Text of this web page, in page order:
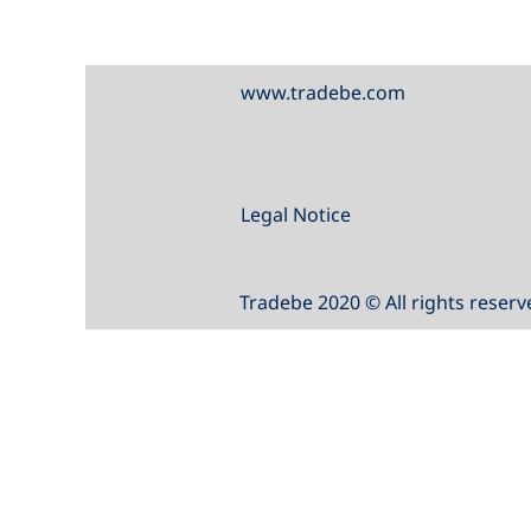
www.tradebe.com
Legal Notice
Tradebe 2020 © All rights